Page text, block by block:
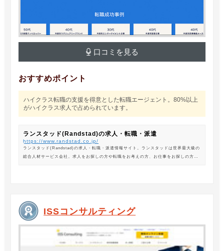
口コミを見る
おすすめポイント
ハイクラス転職の支援を得意とした転職エージェント。80%以上
がハイクラス求人で占められています。
ランスタッド(Randstad)の求人・転職・派遣
https://www.randstad.co.jp/
ランスタッド(Randstad)の求人・転職・派遣情報サイト。ランスタッドは世界最大級の
総合人材サービス会社。求人をお探しの方や転職をお考えの方、お仕事をお探しの方に
ISSコンサルティング